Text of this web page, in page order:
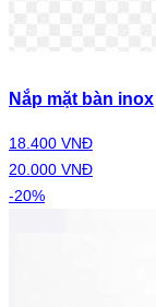
Nắp mặt bàn inox
18.400 VNĐ
20.000 VNĐ
-20%